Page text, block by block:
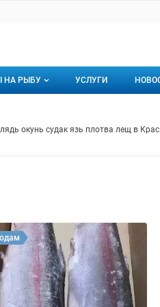
НА РЫБУ УСЛУГИ
пелядь
окунь судак язь плотва лещ в